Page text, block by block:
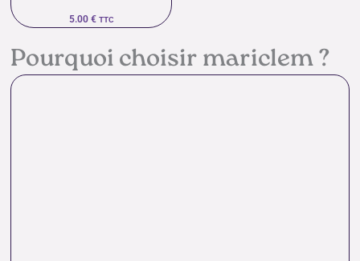
5.00 € TTC
Pourquoi choisir mariclem ?